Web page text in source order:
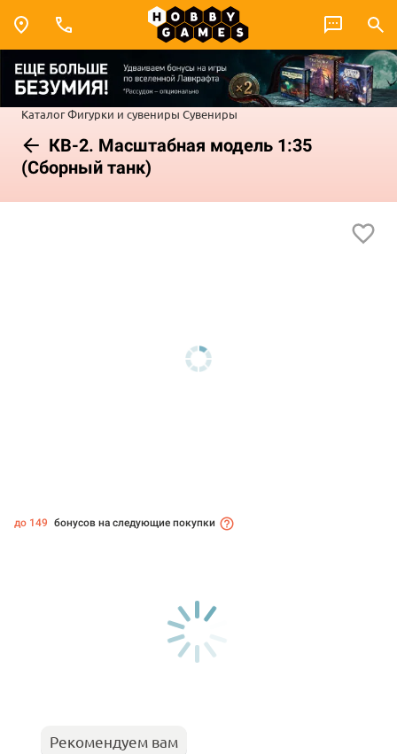
КаталогФигурки и сувениры Сувениры
КВ-2. Масштабная модель 1:35
(Сборный танк)
до 149 бонусов на следующие покупки
Рекомендуем вам